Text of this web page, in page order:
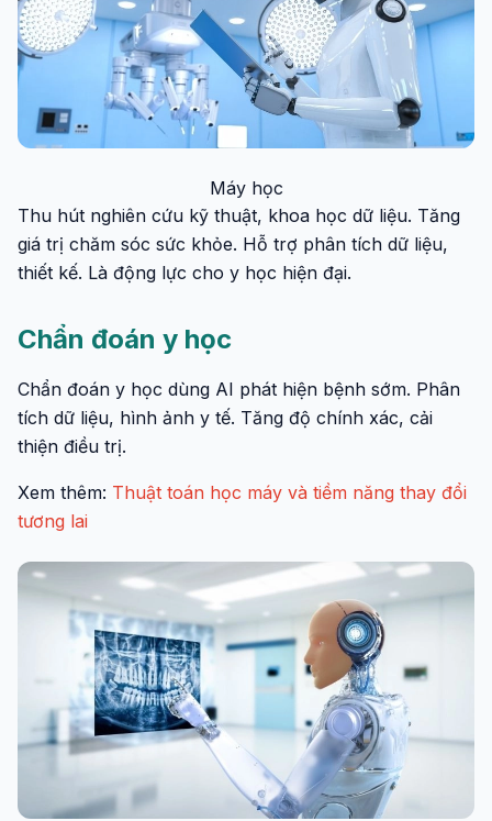
Máy học
Thu hút nghiên cứu kỹ thuật, khoa học dữ liệu. Tăng
giá trị chăm sóc sức khỏe. Hỗ trợ phân tích dữ liệu,
thiết kế. Là động lực cho y học hiện đại.
Chẩn đoán y học
Chẩn đoán y học dùng AI phát hiện bệnh sớm. Phân
tích dữ liệu, hình ảnh y tế. Tăng độ chính xác, cải
thiện điều trị.
Xem thêm: Thuật toán học máy và tiềm năng thay đổi
tương lai